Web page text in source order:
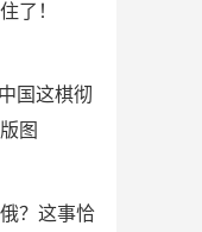
了！
国这棋彻
图
？这事恰